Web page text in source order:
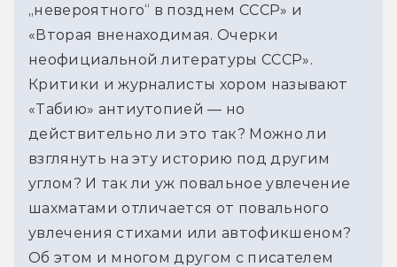
„невероятного“ в позднем СССР» и
«Вторая вненаходимая. Очерки
неофициальной литературы СССР».
Критики и журналисты хором называют
«Табию» антиутопией — но
действительно ли это так? Можно ли
взглянуть на эту историю под другим
углом? И так ли уж повальное увлечение
шахматами отличается от повального
увлечения стихами или автофикшеном?
Об этом и многом другом с писателем